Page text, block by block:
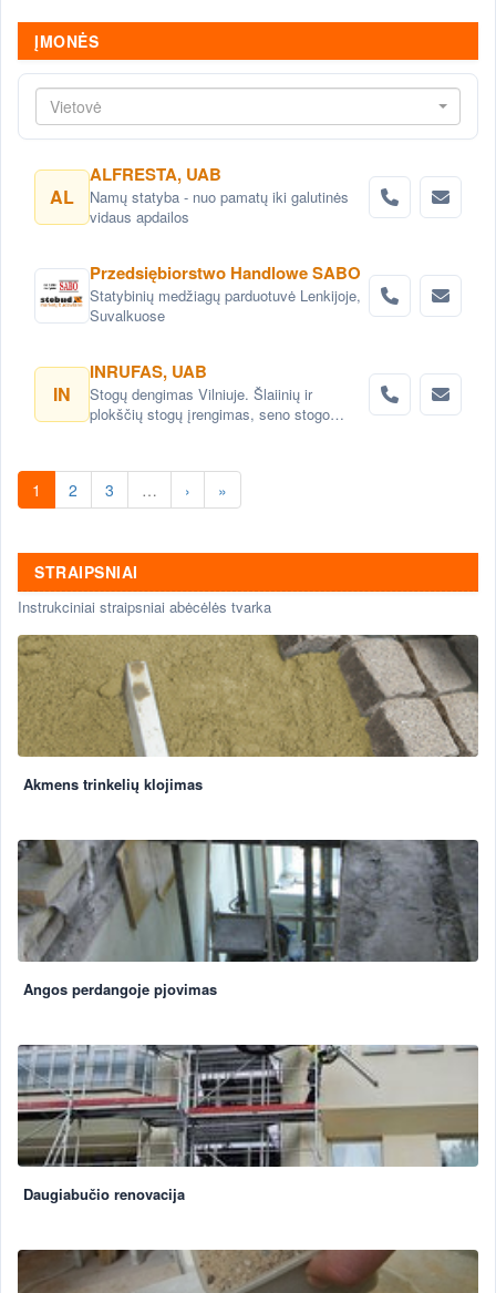
ĮMONĖS
Vietovė
AL
ALFRESTA, UAB
Namų statyba - nuo pamatų iki galutinės
vidaus apdailos
Przedsiębiorstwo Handlowe SABO
Statybinių medžiagų parduotuvė Lenkijoje,
Suvalkuose
IN
INRUFAS, UAB
Stogų dengimas Vilniuje. Šlaiinių ir
plokščių stogų įrengimas, seno stogo
Vilniuje. Stogų remonto darbai, stogo
renovacija Vilniuje.
1 2 3 … › »
STRAIPSNIAI
Instrukciniai straipsniai abėcėlės tvarka
Akmens trinkelių klojimas
Angos perdangoje pjovimas
Daugiabučio renovacija